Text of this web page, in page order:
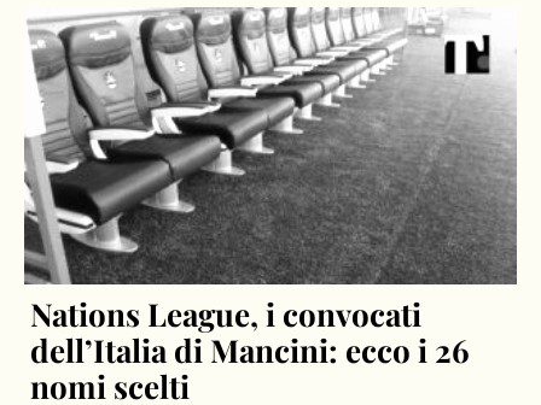
Nations League, i convocati
dell’Italia di Mancini: ecco i 26
nomi scelti